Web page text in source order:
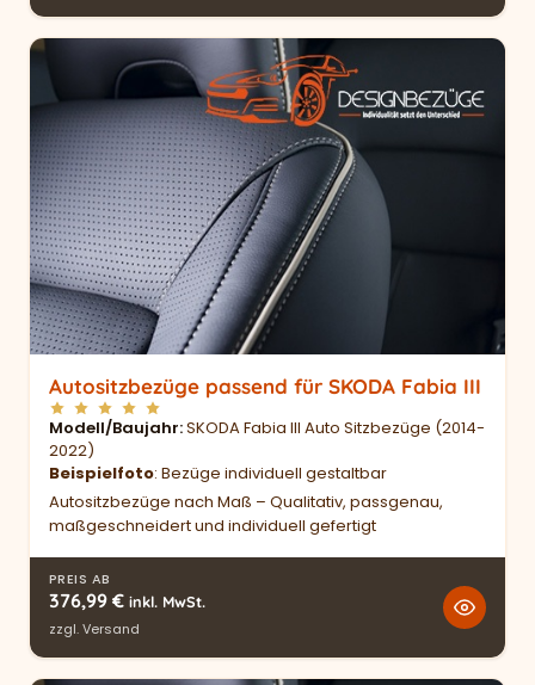
Autositzbezüge passend für SKODA Fabia III
Modell/Baujahr SKODA Fabia III Auto Sitzbezüge (2014-
2022)
Beispielfoto: Bezüge individuell gestaltbar
Autositzbezüge nach Maß – Qualitativ, passgenau,
maßgeschneidert und individuell gefertigt
PREIS AB
376,99 € inkl. MwSt.
zzgl.Versand